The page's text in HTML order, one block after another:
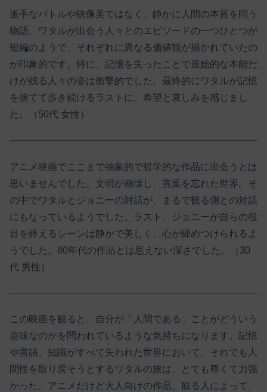
派手なバトルや映像美ではなく、静かに人間の本質を問う
物語。ワタルが出会う人々とのエピソードの一つひとつが
短編のようで、それぞれに異なる価値観が描かれていたの
が印象的です。特に、記憶を失ったことで原始的な本能だ
けが残る人々の姿は衝撃的でした。最終的にワタルが記憶
を捨てて歩き続けるラストに、希望と哀しみを感じまし
た。（50代 女性）
アニメ映画でここまで抽象的で哲学的な作品に出会うとは
思いませんでした。文明が崩壊し、言葉を忘れた世界。そ
の中でワタルとジョニーの対話が、まるで観る側との対話
にもなっているようでした。ラスト、ジョニーが自らの役
目を終えるシーンは静かで美しく、心が締めつけられるよ
うでした。80年代の作品とは思えない深さでした。（30
代 男性）
この映画を観ると、自分が「人間である」ことがどういう
意味なのかを問われているような気持ちになります。記憶
や言語、知識がすべて失われた世界において、それでも人
間性を取り戻そうとするワタルの旅は、とても尊くて力強
かった。アニメだけど大人向けの作品。観る人によって、